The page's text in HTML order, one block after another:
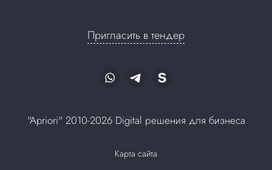
Пригласить в тендер
"Apriori" 2010-2026 Digital решения для бизнеса
Карта сайта